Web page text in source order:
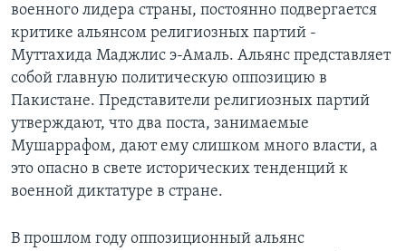
военного лидера страны, постоянно подвергается
критике альянсом религиозных партий -
Муттахида Маджлис э-Амаль. Альянс представляет
собой главную политическую оппозицию в
Пакистане. Представители религиозных партий
утверждают, что два поста, занимаемые
Мушаррафом, дают ему слишком много власти, а
это опасно в свете исторических тенденций к
военной диктатуре в стране.
В прошлом году оппозиционный альянс